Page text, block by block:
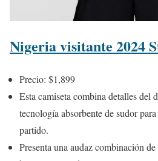
Nigeria visitante 2024
Precio: $1,899
Esta camiseta combina detalles del
tecnología absorbente de sudor
partido.
Presenta una audaz combinación